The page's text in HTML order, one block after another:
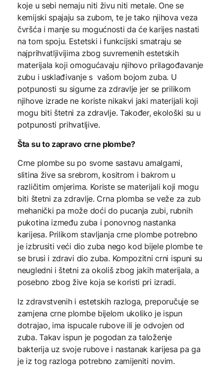
koje u sebi nemaju niti živu niti metale. One se
kemijski spajaju sa zubom, te je tako njihova veza
čvršća i manje su mogućnosti da će karijes nastati
na tom spoju. Estetski i funkcijski smatraju se
najprihvatljivijima zbog suvremenih estetskih
materijala koji omogućavaju njihovo prilagođavanje
zubu i usklađivanje s vašom bojom zuba. U
potpunosti su sigurne za zdravlje jer se prilikom
njihove izrade ne koriste nikakvi jaki materijali koji
mogu biti štetni za zdravlje. Također, ekološki su u
potpunosti prihvatljive.
Šta su to zapravo crne plombe?
Crne plombe su po svome sastavu amalgami,
slitina žive sa srebrom, kositrom i bakrom u
različitim omjerima. Koriste se materijali koji mogu
biti štetni za zdravlje. Crna plomba se veže za zub
mehanički pa može doći do pucanja zubi, rubnih
pukotina između zuba i ponovnog nastanka
karijesa. Prilikom stavljanja crne plombe potrebno
je izbrusiti veći dio zuba nego kod bijele plombe te
se brusi i zdravi dio zuba. Kompozitni crni ispuni su
neugledni i štetni za okoliš zbog jakih materijala, a
posebno zbog žive koja se koristi pri izradi.
Iz zdravstvenih i estetskih razloga, preporučuje se
zamjena crne plombe bijelom ukoliko je ispun
dotrajao, ima ispucale rubove ili je odvojen od
zuba. Takav ispun je pogodan za taloženje
bakterija uz svoje rubove i nastanak karijesa pa ga
je iz tog razloga potrebno zamijeniti novim.